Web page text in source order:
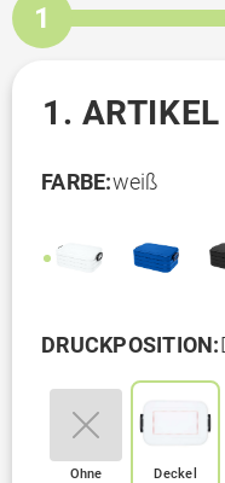
1
1. ARTIKEL
FARBE:weiß
DRUCKPOSITION:
Ohne Deckel